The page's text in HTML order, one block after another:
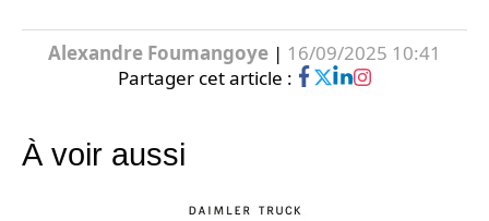
Alexandre Foumangoye | 16/09/2025 10:41
Partager cet article :
À voir aussi